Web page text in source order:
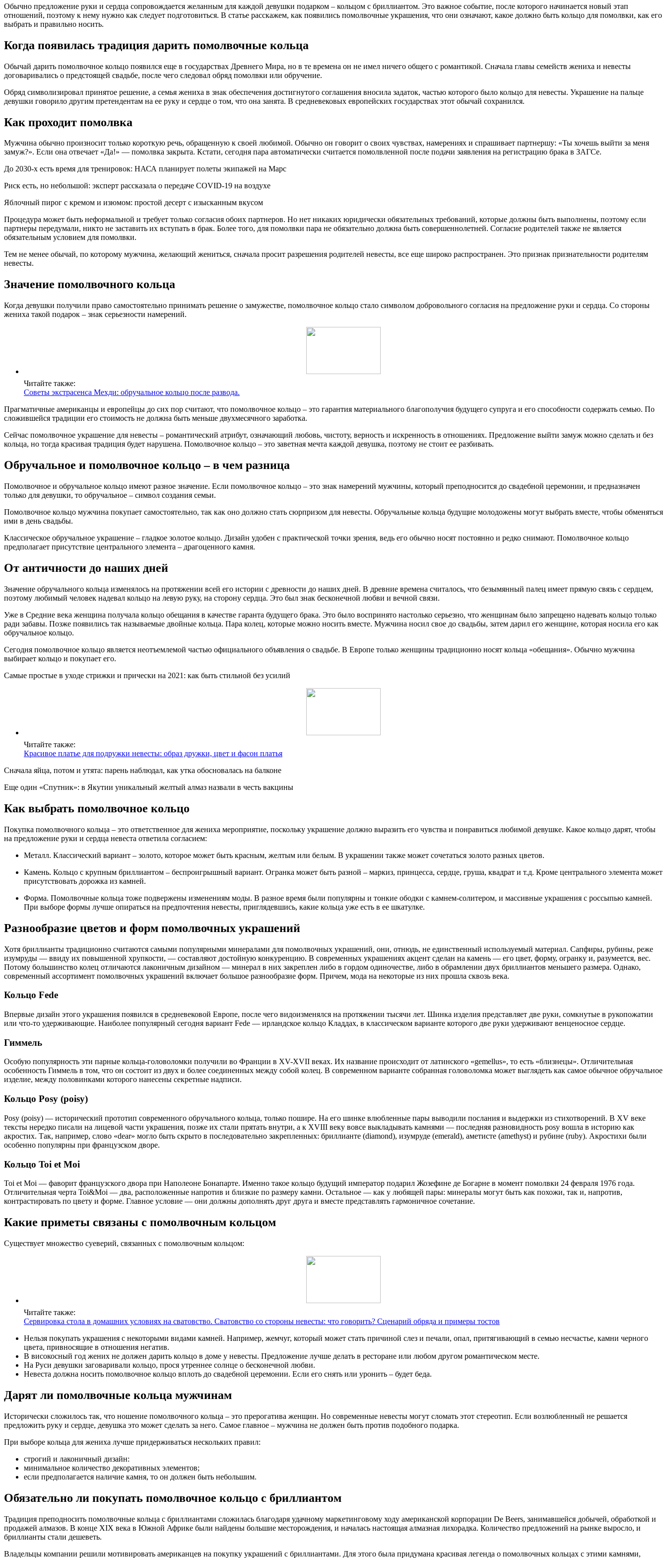
Обычно предложение руки и сердца сопровождается желанным для каждой девушки подарком – кольцом с бриллиантом. Это важное событие, после которого начинается новый этап
отношений, поэтому к нему нужно как следует подготовиться. В статье расскажем, как появились помолвочные украшения, что они означают, какое должно быть кольцо для помолвки, как его
выбрать и правильно носить.
Когда появилась традиция дарить помолвочные кольца
Обычай дарить помолвочное кольцо появился еще в государствах Древнего Мира, но в те времена он не имел ничего общего с романтикой. Сначала главы семейств жениха и невесты
договаривались о предстоящей свадьбе, после чего следовал обряд помолвки или обручение.
Обряд символизировал принятое решение, а семья жениха в знак обеспечения достигнутого соглашения вносила задаток, частью которого было кольцо для невесты. Украшение на пальце
девушки говорило другим претендентам на ее руку и сердце о том, что она занята. В средневековых европейских государствах этот обычай сохранился.
Как проходит помолвка
Мужчина обычно произносит только короткую речь, обращенную к своей любимой. Обычно он говорит о своих чувствах, намерениях и спрашивает партнершу: «Ты хочешь выйти за меня
замуж?». Если она отвечает «Да!» — помолвка закрыта. Кстати, сегодня пара автоматически считается помолвленной после подачи заявления на регистрацию брака в ЗАГСе.
До 2030-х есть время для тренировок: НАСА планирует полеты экипажей на Марс
Риск есть, но небольшой: эксперт рассказала о передаче COVID-19 на воздухе
Яблочный пирог с кремом и изюмом: простой десерт с изысканным вкусом
Процедура может быть неформальной и требует только согласия обоих партнеров. Но нет никаких юридически обязательных требований, которые должны быть выполнены, поэтому если
партнеры передумали, никто не заставить их вступать в брак. Более того, для помолвки пара не обязательно должна быть совершеннолетней. Согласие родителей также не является
обязательным условием для помолвки.
Тем не менее обычай, по которому мужчина, желающий жениться, сначала просит разрешения родителей невесты, все еще широко распространен. Это признак признательности родителям
невесты.
Значение помолвочного кольца
Когда девушки получили право самостоятельно принимать решение о замужестве, помолвочное кольцо стало символом добровольного согласия на предложение руки и сердца. Со стороны
жениха такой подарок – знак серьезности намерений.
Читайте также:
Советы экстрасенса Мехди: обручальное кольцо после развода.
Прагматичные американцы и европейцы до сих пор считают, что помолвочное кольцо – это гарантия материального благополучия будущего супруга и его способности содержать семью. По
сложившейся традиции его стоимость не должна быть меньше двухмесячного заработка.
Сейчас помолвочное украшение для невесты – романтический атрибут, означающий любовь, чистоту, верность и искренность в отношениях. Предложение выйти замуж можно сделать и без
кольца, но тогда красивая традиция будет нарушена. Помолвочное кольцо – это заветная мечта каждой девушка, поэтому не стоит ее разбивать.
Обручальное и помолвочное кольцо – в чем разница
Помолвочное и обручальное кольцо имеют разное значение. Если помолвочное кольцо – это знак намерений мужчины, который преподносится до свадебной церемонии, и предназначен
только для девушки, то обручальное – символ создания семьи.
Помолвочное кольцо мужчина покупает самостоятельно, так как оно должно стать сюрпризом для невесты. Обручальные кольца будущие молодожены могут выбрать вместе, чтобы обменяться
ими в день свадьбы.
Классическое обручальное украшение – гладкое золотое кольцо. Дизайн удобен с практической точки зрения, ведь его обычно носят постоянно и редко снимают. Помолвочное кольцо
предполагает присутствие центрального элемента – драгоценного камня.
От античности до наших дней
Значение обручального кольца изменялось на протяжении всей его истории с древности до наших дней. В древние времена считалось, что безымянный палец имеет прямую связь с сердцем,
поэтому любимый человек надевал кольцо на левую руку, на сторону сердца. Это был знак бесконечной любви и вечной связи.
Уже в Средние века женщина получала кольцо обещания в качестве гаранта будущего брака. Это было воспринято настолько серьезно, что женщинам было запрещено надевать кольцо только
ради забавы. Позже появились так называемые двойные кольца. Пара колец, которые можно носить вместе. Мужчина носил свое до свадьбы, затем дарил его женщине, которая носила его как
обручальное кольцо.
Сегодня помолвочное кольцо является неотъемлемой частью официального объявления о свадьбе. В Европе только женщины традиционно носят кольца «обещания». Обычно мужчина
выбирает кольцо и покупает его.
Самые простые в уходе стрижки и прически на 2021: как быть стильной без усилий
Читайте также:
Красивое платье для подружки невесты: образ дружки, цвет и фасон платья
Сначала яйца, потом и утята: парень наблюдал, как утка обосновалась на балконе
Еще один «Спутник»: в Якутии уникальный желтый алмаз назвали в честь вакцины
Как выбрать помолвочное кольцо
Покупка помолвочного кольца – это ответственное для жениха мероприятие, поскольку украшение должно выразить его чувства и понравиться любимой девушке. Какое кольцо дарят, чтобы
на предложение руки и сердца невеста ответила согласием:
Металл. Классический вариант – золото, которое может быть красным, желтым или белым. В украшении также может сочетаться золото разных цветов.
Камень. Кольцо с крупным бриллиантом – беспроигрышный вариант. Огранка может быть разной – маркиз, принцесса, сердце, груша, квадрат и т.д. Кроме центрального элемента может
присутствовать дорожка из камней.
Форма. Помолвочные кольца тоже подвержены изменениям моды. В разное время были популярны и тонкие ободки с камнем-солитером, и массивные украшения с россыпью камней.
При выборе формы лучше опираться на предпочтения невесты, приглядевшись, какие кольца уже есть в ее шкатулке.
Разнообразие цветов и форм помолвочных украшений
Хотя бриллианты традиционно считаются самыми популярными минералами для помолвочных украшений, они, отнюдь, не единственный используемый материал. Сапфиры, рубины, реже
изумруды — ввиду их повышенной хрупкости, — составляют достойную конкуренцию. В современных украшениях акцент сделан на камень — его цвет, форму, огранку и, разумеется, вес.
Потому большинство колец отличаются лаконичным дизайном — минерал в них закреплен либо в гордом одиночестве, либо в обрамлении двух бриллиантов меньшего размера. Однако,
современный ассортимент помолвочных украшений включает большое разнообразие форм. Причем, мода на некоторые из них прошла сквозь века.
Кольцо Fede
Впервые дизайн этого украшения появился в средневековой Европе, после чего видоизменялся на протяжении тысячи лет. Шинка изделия представляет две руки, сомкнутые в рукопожатии
или что-то удерживающие. Наиболее популярный сегодня вариант Fede — ирландское кольцо Кладдах, в классическом варианте которого две руки удерживают венценосное сердце.
Гиммель
Особую популярность эти парные кольца-головоломки получили во Франции в XV-XVII веках. Их название происходит от латинского «gemellus», то есть «близнецы». Отличительная
особенность Гиммель в том, что он состоит из двух и более соединенных между собой колец. В современном варианте собранная головоломка может выглядеть как самое обычное обручальное
изделие, между половинками которого нанесены секретные надписи.
Кольцо Posy (poisy)
Posy (poisy) — исторический прототип современного обручального кольца, только пошире. На его шинке влюбленные пары выводили послания и выдержки из стихотворений. В XV веке
тексты нередко писали на лицевой части украшения, позже их стали прятать внутри, а к XVIII веку вовсе выкладывать камнями — последняя разновидность posy вошла в историю как
акростих. Так, например, слово «dear» могло быть скрыто в последовательно закрепленных: бриллианте (diamond), изумруде (emerald), аметисте (amethyst) и рубине (ruby). Акростихи были
особенно популярны при французском дворе.
Кольцо Toi et Moi
Toi et Moi — фаворит французского двора при Наполеоне Бонапарте. Именно такое кольцо будущий император подарил Жозефине де Богарне в момент помолвки 24 февраля 1976 года.
Отличительная черта Toi&Moi — два, расположенные напротив и близкие по размеру камни. Остальное — как у любящей пары: минералы могут быть как похожи, так и, напротив,
контрастировать по цвету и форме. Главное условие — они должны дополнять друг друга и вместе представлять гармоничное сочетание.
Какие приметы связаны с помолвочным кольцом
Существует множество суеверий, связанных с помолвочным кольцом:
Читайте также:
Сервировка стола в домашних условиях на сватовство. Сватовство со стороны невесты: что говорить? Сценарий обряда и примеры тостов
Нельзя покупать украшения с некоторыми видами камней. Например, жемчуг, который может стать причиной слез и печали, опал, притягивающий в семью несчастье, камни черного
цвета, привносящие в отношения негатив.
В високосный год жених не должен дарить кольцо в доме у невесты. Предложение лучше делать в ресторане или любом другом романтическом месте.
На Руси девушки заговаривали кольцо, прося утреннее солнце о бесконечной любви.
Невеста должна носить помолвочное кольцо вплоть до свадебной церемонии. Если его снять или уронить – будет беда.
Дарят ли помолвочные кольца мужчинам
Исторически сложилось так, что ношение помолвочного кольца – это прерогатива женщин. Но современные невесты могут сломать этот стереотип. Если возлюбленный не решается
предложить руку и сердце, девушка это может сделать за него. Самое главное – мужчина не должен быть против подобного подарка.
При выборе кольца для жениха лучше придерживаться нескольких правил:
строгий и лаконичный дизайн:
минимальное количество декоративных элементов;
если предполагается наличие камня, то он должен быть небольшим.
Обязательно ли покупать помолвочное кольцо с бриллиантом
Традиция преподносить помолвочные кольца с бриллиантами сложилась благодаря удачному маркетинговому ходу американской корпорации De Beers, занимавшейся добычей, обработкой и
продажей алмазов. В конце XIX века в Южной Африке были найдены большие месторождения, и началась настоящая алмазная лихорадка. Количество предложений на рынке выросло, и
бриллианты стали дешеветь.
Владельцы компании решили мотивировать американцев на покупку украшений с бриллиантами. Для этого была придумана красивая легенда о помолвочных кольцах с этими камнями,